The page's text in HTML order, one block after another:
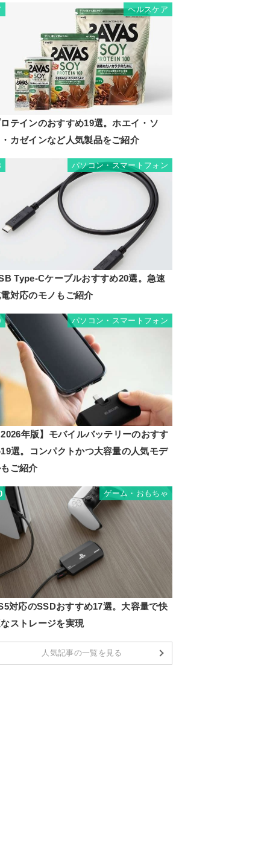
ヘルスケア
テインのおすすめ19選。ホエイ・ソ
カゼインなど人気製品をご紹介
パソコン・スマートフォン
Type-Cケーブルおすすめ20選。急速
対応のモノもご紹介
パソコン・スマートフォン
年版】モバイルバッテリーのおすす
選。コンパクトかつ大容量の人気モデ
ご紹介
ゲーム・おもちゃ
対応のSSDおすすめ17選。大容量で快
ストレージを実現
人気記事の一覧を見る